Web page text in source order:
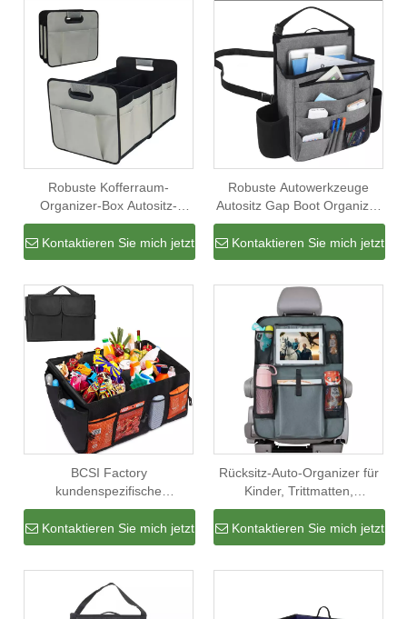
Robuste Kofferraum-
Organizer-Box Autositz-
Rückenlehnen-Organizer
Fracht-Aufbewahrungsbox
Kofferraum-Organizer faltbar
Kontaktieren Sie mich jetzt
Robuste Autowerkzeuge
Autositz Gap Boot Organizer
Auto-Organizer-
Aufbewahrung mit speziellem
Laptop
Kontaktieren Sie mich jetzt
BCSI Factory
kundenspezifische
Kofferraum-Abfalltasche
Auto-Aufbewahrungstasche
Oxford faltbarer Mehrzweck-
Kontaktieren Sie mich jetzt
Rücksitz-Auto-Organizer für
Kinder, Trittmatten,
Abdeckung, Autositzschutz
mit Touchscreen, iPad-Halter,
Aufbewahrungstaschen,
Kontaktieren Sie mich jetzt